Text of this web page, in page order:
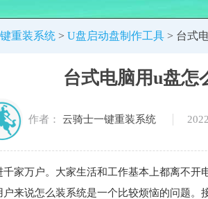
重装系统 > U盘启动盘制作工具 > 台式
台式电脑用u盘怎
作者： 云骑士一键重装系统
家万户。大家生活和工作基本上都离不
来说怎么装系统是一个比较烦恼的问题